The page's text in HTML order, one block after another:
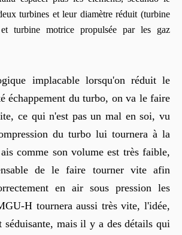
turbines et leur diamètre réduit (turbine
turbine motrice propulsée par les gaz
implacable lorsqu'on réduit le
échappement du turbo, on va le faire
ce qui n'est pas un mal en soi, vu
du turbo lui tournera à la
comme son volume est très faible,
de le faire tourner vite afin
en air sous pression les
H tournera aussi très vite, l'idée,
séduisante, mais il y a des détails qui